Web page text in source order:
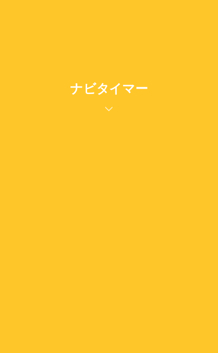
ナビタイマー